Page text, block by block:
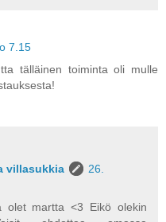
7.15
tälläinen toiminta oli mulle
villasukkia
26.
olet martta <3 Eikö olekin